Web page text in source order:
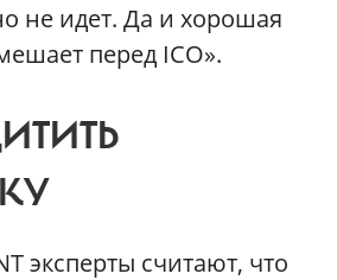
не идет. Да и хорошая
перед ICO».
эксперты считают, что